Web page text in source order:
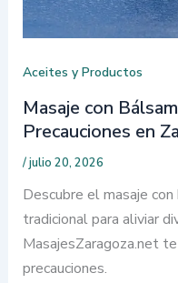
Aceites y Productos
Masaje con
Precauciones en
/julio 20, 2026
Descubre el masaje
tradicional para aliviar
MasajesZaragoza.net
precauciones.